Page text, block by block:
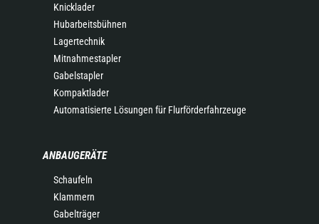
Knicklader
Hubarbeitsbühnen
Lagertechnik
Mitnahmestapler
Gabelstapler
Kompaktlader
Automatisierte Lösungen für Flurförderfahrzeuge
ANBAUGERÄTE
Schaufeln
Klammern
Gabelträger